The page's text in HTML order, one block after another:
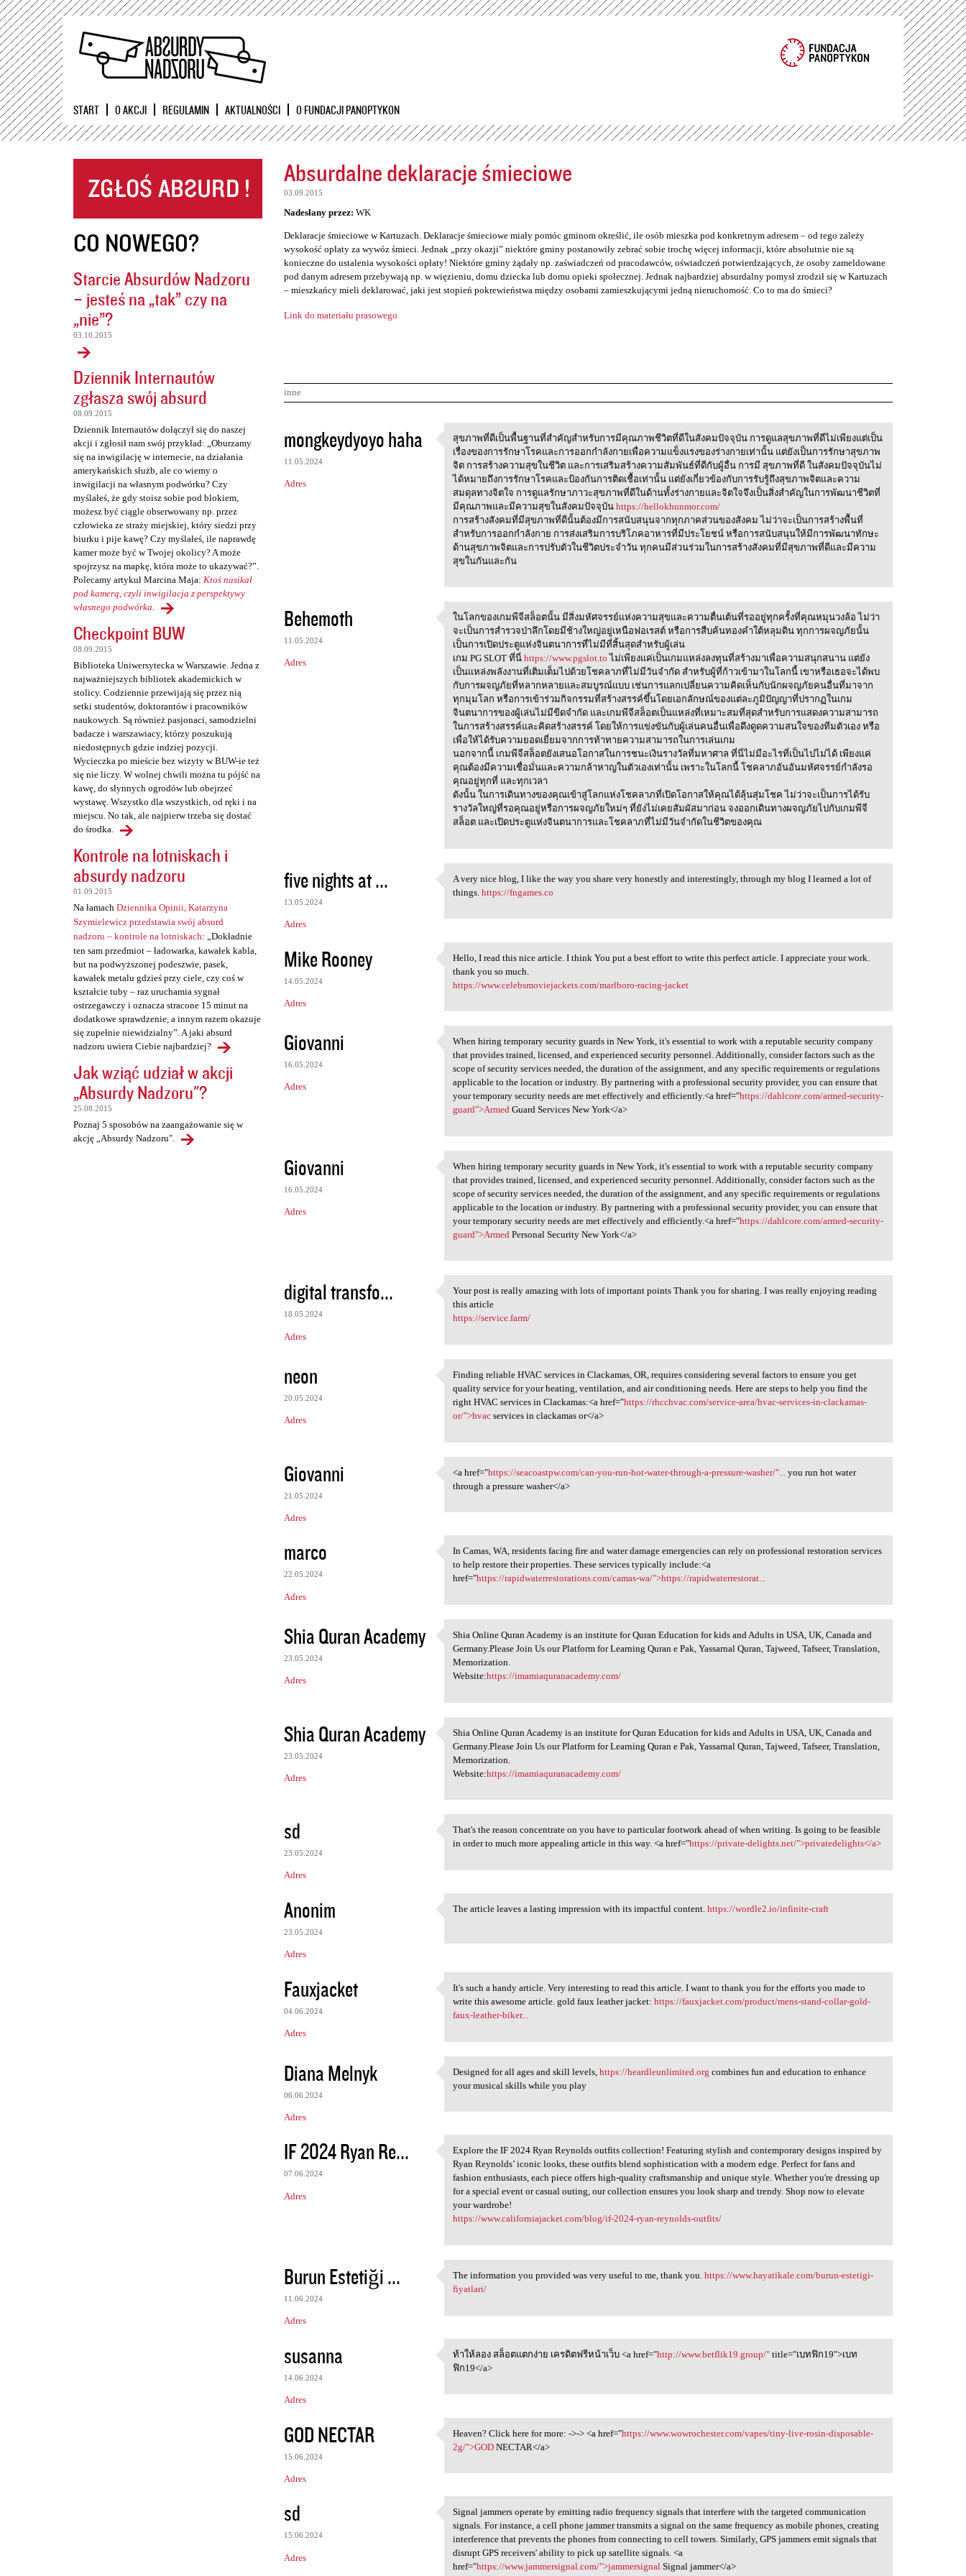
Przejdź
START O AKCJI REGULAMIN AKTUALNOŚCI O FUNDACJI PANOPTYKON
CO NOWEGO?
Starcie Absurdów Nadzoru
– jesteś na „tak” czy na
„nie”?
03.10.2015
Dziennik Internautów
zgłasza swój absurd
08.09.2015
Dziennik Internautów dołączył się do naszej
akcji i zgłosił nam swój przykład: „Oburzamy
się na inwigilację w internecie, na działania
amerykańskich służb, ale co wiemy o
inwigilacji na własnym podwórku? Czy
myślałeś, że gdy stoisz sobie pod blokiem,
możesz być ciągle obserwowany np. przez
człowieka ze straży miejskiej, który siedzi przy
biurku i pije kawę? Czy myślałeś, ile naprawdę
kamer może być w Twojej okolicy? A może
spojrzysz na mapkę, która może to ukazywać?”.
Polecamy artykuł Marcina Maja: Ktoś nasikał
pod kamerą, czyli inwigilacja z perspektywy
własnego podwórka.
Checkpoint BUW
08.09.2015
Biblioteka Uniwersytecka w Warszawie. Jedna z
najważniejszych bibliotek akademickich w
stolicy. Codziennie przewijają się przez nią
setki studentów, doktorantów i pracowników
naukowych. Są również pasjonaci, samodzielni
badacze i warszawiacy, którzy poszukują
niedostępnych gdzie indziej pozycji.
Wycieczka po mieście bez wizyty w BUW-ie też
się nie liczy. W wolnej chwili można tu pójść na
kawę, do słynnych ogrodów lub obejrzeć
wystawę. Wszystko dla wszystkich, od ręki i na
miejscu. No tak, ale najpierw trzeba się dostać
do środka.
Kontrole na lotniskach i
absurdy nadzoru
01.09.2015
Na łamach Dziennika Opinii, Katarzyna
Szymielewicz przedstawia swój absurd
nadzoru – kontrole na lotniskach: „Dokładnie
ten sam przedmiot – ładowarka, kawałek kabla,
but na podwyższonej podeszwie, pasek,
kawałek metalu gdzieś przy ciele, czy coś w
kształcie tuby – raz uruchamia sygnał
ostrzegawczy i oznacza stracone 15 minut na
dodatkowe sprawdzenie, a innym razem okazuje
się zupełnie niewidzialny”. A jaki absurd
nadzoru uwiera Ciebie najbardziej?
Jak wziąć udział w akcji
„Absurdy Nadzoru"?
25.08.2015
Poznaj 5 sposobów na zaangażowanie się w
akcję „Absurdy Nadzoru".
Absurdalne deklaracje śmieciowe
03.09.2015
Nadesłany przez: WK
Deklaracje śmieciowe w Kartuzach. Deklaracje śmieciowe miały pomóc gminom określić, ile osób mieszka pod konkretnym adresem – od tego zależy
wysokość opłaty za wywóz śmieci. Jednak „przy okazji” niektóre gminy postanowiły zebrać sobie trochę więcej informacji, które absolutnie nie są
konieczne do ustalenia wysokości opłaty! Niektóre gminy żądały np. zaświadczeń od pracodawców, oświadczeń potwierdzających, że osoby zameldowane
pod danym adresem przebywają np. w więzieniu, domu dziecka lub domu opieki społecznej. Jednak najbardziej absurdalny pomysł zrodził się w Kartuzach
– mieszkańcy mieli deklarować, jaki jest stopień pokrewieństwa między osobami zamieszkującymi jedną nieruchomość. Co to ma do śmieci?
Link do materiału prasowego
inne
K
o
m
e
e
mongkeydyoyo haha
11.05.2024
Adres
สุขภาพที่ดีเป็นพื้นฐานที่สำคั
สุขภาพที่ดีเป็นพื้นฐานที่สำคัญสำหรับการมีคุณภาพชีวิตที่ดีในสังคมปัจจุบัน การดูแลสุขภาพที่ดีไม่เพียงแต่เป็น
เรื่องของการรักษาโรคและการออกกำลังกายเพื่อความแข็งแรงของร่างกายเท่านั้น แต่ยังเป็นการรักษาสุขภาพ
จิต การสร้างความสุขในชีวิต และการเสริมสร้างความสัมพันธ์ที่ดีกับผู้อื่น การมี สุขภาพที่ดี ในสังคมปัจจุบันไม่
ได้หมายถึงการรักษาโรคและป้องกันการติดเชื้อเท่านั้น แต่ยังเกี่ยวข้องกับการรับรู้ถึงสุขภาพจิตและความ
สมดุลทางจิตใจ การดูแลรักษาภาวะสุขภาพที่ดีในด้านทั้งร่างกายและจิตใจจึงเป็นสิ่งสำคัญในการพัฒนาชีวิตที่
มีคุณภาพและมีความสุขในสังคมปัจจุบันhttps://hellokhunmor.com/
การสร้างสังคมที่มีสุขภาพที่ดีนั้นต้องมีการสนับสนุนจากทุกภาคส่วนของสังคม ไม่ว่าจะเป็นการสร้างพื้นที่
สำหรับการออกกำลังกาย การส่งเสริมการบริโภคอาหารที่มีประโยชน์ หรือการสนับสนุนให้มีการพัฒนาทักษะ
ด้านสุขภาพจิตและการปรับตัวในชีวิตประจำวัน ทุกคนมีส่วนร่วมในการสร้างสังคมที่มีสุขภาพที่ดีและมีความ
สุขในกันและกัน
Behemoth
11.05.2024
Adres
ในโลกของเกมพีจีสล็อตนั้น
ในโลกของเกมพีจีสล็อตนั้น มีสิ่งมหัศจรรย์แห่งความสุขและความตื่นเต้นที่รออยู่ทุกครั้งที่คุณหมุนวงล้อ ไม่ว่า
จะเป็นการสำรวจป่าลึกโดยมีช้างใหญ่อยู่เหนือฟอเรสต์ หรือการสืบค้นทองคำใต้หลุมดิน ทุกการผจญภัยนั้น
เป็นการเปิดประตูแห่งจินตนาการที่ไม่มีที่สิ้นสุดสำหรับผู้เล่น
เกม PG SLOT ที่นี่https://www.pgslot.to ไม่เพียงแค่เป็นเกมแหล่งลงทุนที่สร้างมาเพื่อความสนุกสนาน แต่ยัง
เป็นแหล่งพลังงานที่เติมเต็มไปด้วยโชคลาภที่ไม่มีวันจำกัด สำหรับผู้ที่ก้าวเข้ามาในโลกนี้ เขาหรือเธอจะได้พบ
กับการผจญภัยที่หลากหลายและสมบูรณ์แบบ เช่นการแลกเปลี่ยนความคิดเห็นกับนักผจญภัยคนอื่นที่มาจาก
ทุกมุมโลก หรือการเข้าร่วมกิจกรรมที่สร้างสรรค์ขึ้นโดยเอกลักษณ์ของแต่ละภูมิปัญญาที่ปรากฏในเกม
จินตนาการของผู้เล่นไม่มีขีดจำกัด และเกมพีจีสล็อตเป็นแหล่งที่เหมาะสมที่สุดสำหรับการแสดงความสามารถ
ในการสร้างสรรค์และคิดสร้างสรรค์ โดยให้การแข่งขันกับผู้เล่นคนอื่นเพื่อดึงดูดความสนใจของทีมตัวเอง หรือ
เพื่อให้ได้รับความยอดเยี่ยมจากการท้าทายความสามารถในการเล่นเกม
นอกจากนี้ เกมพีจีสล็อตยังเสนอโอกาสในการชนะเงินรางวัลที่มหาศาล ที่นี่ไม่มีอะไรที่เป็นไปไม่ได้ เพียงแค่
คุณต้องมีความเชื่อมั่นและความกล้าหาญในตัวเองเท่านั้น เพราะในโลกนี้ โชคลาภอันอันมหัศจรรย์กำลังรอ
คุณอยู่ทุกที่ และทุกเวลา
ดังนั้น ในการเดินทางของคุณเข้าสู่โลกแห่งโชคลาภที่เปิดโอกาสให้คุณได้ลุ้นสุ่มโชค ไม่ว่าจะเป็นการได้รับ
รางวัลใหญ่ที่รอคุณอยู่หรือการผจญภัยใหม่ๆ ที่ยังไม่เคยสัมผัสมาก่อน จงออกเดินทางผจญภัยไปกับเกมพีจี
สล็อต และเปิดประตูแห่งจินตนาการและโชคลาภที่ไม่มีวันจำกัดในชีวิตของคุณ
five nights at ...
13.05.2024
Adres
A very nice blog, I like the
A very nice blog, I like the way you share very honestly and interestingly, through my blog I learned a lot of
things.https://fngames.co
Mike Rooney
14.05.2024
Adres
Hello, I read this nice
Hello, I read this nice article. I think You put a best effort to write this perfect article. I appreciate your work.
thank you so much.
https://www.celebsmoviejackets.com/marlboro-racing-jacket
Giovanni
16.05.2024
Adres
When hiring temporary
When hiring temporary security guards in New York, it's essential to work with a reputable security company
that provides trained, licensed, and experienced security personnel. Additionally, consider factors such as the
scope of security services needed, the duration of the assignment, and any specific requirements or regulations
applicable to the location or industry. By partnering with a professional security provider, you can ensure that
your temporary security needs are met effectively and efficiently.<a href="https://dahlcore.com/armed-security-
guard">Armed Guard Services New York</a>
Giovanni
16.05.2024
Adres
When hiring temporary
When hiring temporary security guards in New York, it's essential to work with a reputable security company
that provides trained, licensed, and experienced security personnel. Additionally, consider factors such as the
scope of security services needed, the duration of the assignment, and any specific requirements or regulations
applicable to the location or industry. By partnering with a professional security provider, you can ensure that
your temporary security needs are met effectively and efficiently.<a href="https://dahlcore.com/armed-security-
guard">Armed Personal Security New York</a>
digital transfo...
18.05.2024
Adres
Your post is really amazing
Your post is really amazing with lots of important points Thank you for sharing. I was really enjoying reading
this article
https://service.farm/
neon
20.05.2024
Adres
Finding reliable HVAC
Finding reliable HVAC services in Clackamas, OR, requires considering several factors to ensure you get
quality service for your heating, ventilation, and air conditioning needs. Here are steps to help you find the
right HVAC services in Clackamas:<a href="https://rhcchvac.com/service-area/hvac-services-in-clackamas-
or/">hvac services in clackamas or</a>
Giovanni
21.05.2024
Adres
<a href="https://seacoastpw
<a href="https://seacoastpw.com/can-you-run-hot-water-through-a-pressure-washer/"...
you run hot water
through a pressure washer</a>
marco
22.05.2024
Adres
In Camas, WA, residents
In Camas, WA, residents facing fire and water damage emergencies can rely on professional restoration services
to help restore their properties. These services typically include:<a
href="https://rapidwaterrestorations.com/camas-wa/">https://rapidwaterrestorat...
Shia Quran Academy
23.05.2024
Adres
Shia Online Quran Academy is
Shia Online Quran Academy is an institute for Quran Education for kids and Adults in USA, UK, Canada and
Germany.Please Join Us our Platform for Learning Quran e Pak, Yassarnal Quran, Tajweed, Tafseer, Translation,
Memorization.
Website:https://imamiaquranacademy.com/
Shia Quran Academy
23.05.2024
Adres
Shia Online Quran Academy is
Shia Online Quran Academy is an institute for Quran Education for kids and Adults in USA, UK, Canada and
Germany.Please Join Us our Platform for Learning Quran e Pak, Yassarnal Quran, Tajweed, Tafseer, Translation,
Memorization.
Website:https://imamiaquranacademy.com/
sd
23.05.2024
Adres
That's the reason concentrate
That's the reason concentrate on you have to particular footwork ahead of when writing. Is going to be feasible
in order to much more appealing article in this way. <a href="https://private-delights.net/">privatedelights</a>
Anonim
23.05.2024
Adres
The article leaves a lasting
The article leaves a lasting impression with its impactful content.https://wordle2.io/infinite-craft
Fauxjacket
04.06.2024
Adres
It's such a handy article.
It's such a handy article. Very interesting to read this article. I want to thank you for the efforts you made to
write this awesome article. gold faux leather jacket:https://fauxjacket.com/product/mens-stand-collar-gold-
faux-leather-biker...
Diana Melnyk
06.06.2024
Adres
Designed for all ages and
Designed for all ages and skill levels,https://heardleunlimited.org combines fun and education to enhance
your musical skills while you play
IF 2024 Ryan Re...
07.06.2024
Adres
Explore the IF 2024 Ryan
Explore the IF 2024 Ryan Reynolds outfits collection! Featuring stylish and contemporary designs inspired by
Ryan Reynolds’ iconic looks, these outfits blend sophistication with a modern edge. Perfect for fans and
fashion enthusiasts, each piece offers high-quality craftsmanship and unique style. Whether you're dressing up
for a special event or casual outing, our collection ensures you look sharp and trendy. Shop now to elevate
your wardrobe!
https://www.californiajacket.com/blog/if-2024-ryan-reynolds-outfits/
Burun Estetiği ...
11.06.2024
Adres
The information you provided
The information you provided was very useful to me, thank you.https://www.hayatikale.com/burun-estetigi-
fiyatlari/
susanna
14.06.2024
Adres
ท้าให้ลอง สล็อตแตกง่าย
ท้าให้ลอง สล็อตแตกง่าย เครดิตฟรีหน้าเว็บ <a href="http://www.betflik19.group/" title="เบทฟิก19">เบท
ฟิก19</a>
GOD NECTAR
15.06.2024
Adres
Heaven? Click here for more:
Heaven? Click here for more: ->-> <a href="https://www.wowrochester.com/vapes/tiny-live-rosin-disposable-
2g/">GOD NECTAR</a>
sd
15.06.2024
Adres
Signal jammers operate by
Signal jammers operate by emitting radio frequency signals that interfere with the targeted communication
signals. For instance, a cell phone jammer transmits a signal on the same frequency as mobile phones, creating
interference that prevents the phones from connecting to cell towers. Similarly, GPS jammers emit signals that
disrupt GPS receivers' ability to pick up satellite signals. <a
href="https://www.jammersignal.com/">jammersignal Signal jammer</a>